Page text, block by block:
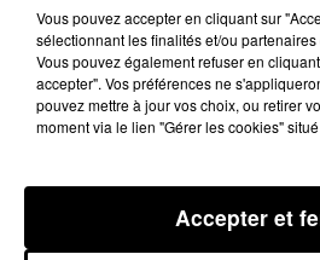
13 août 2025 - 1 min 16 sec
L'AGENDA DU TARN
15H00
L'AGENDA DU TARN
Vous pouvez accepter en cliquant sur
sélectionnant les finalités et/ou
Vous pouvez également refuser en
accepter". Vos préférences ne
pouvez mettre à jour vos choix, ou retirer
moment via le lien "Gérer les cookies"
Accepter et